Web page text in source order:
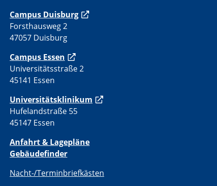
Campus Duisburg
Forsthausweg 2
47057 Duisburg
Campus Essen
Universitätsstraße 2
45141 Essen
Universitätsklinikum
Hufelandstraße 55
45147 Essen
Anfahrt & Lagepläne
Gebäudefinder
Nacht-/Terminbriefkästen